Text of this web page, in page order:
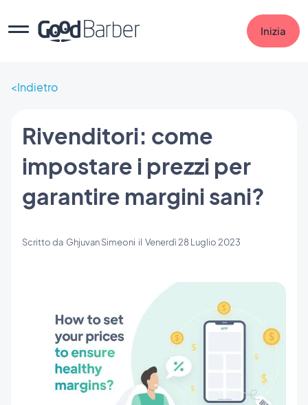
Inizia
Indietro
Rivenditori: come
impostare i prezzi per
garantire margini sani?
Scritto da Ghjuvan Simeoni il Venerdì 28 Luglio 2023